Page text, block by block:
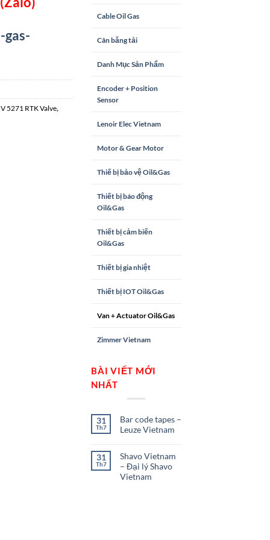
gas-
5271 RTK Valve,
Cable Oil Gas
Cân băng tải
Danh Mục Sản Phẩm
Encoder + Position
Sensor
Lenoir Elec Vietnam
Motor & Gear Motor
Thiế bị bảo vệ Oil&Gas
Thiết bị báo động
Oil&Gas
Thiết bị cảm biến
Oil&Gas
Thiết bị gia nhiệt
Thiết bị IOT Oil&Gas
Van + Actuator Oil&Gas
Zimmer Vietnam
BÀI VIẾT MỚI
NHẤT
31
Th7
Bar code tapes –
Leuze Vietnam
31
Th7
Shavo Vietnam
– Đại lý Shavo
Vietnam